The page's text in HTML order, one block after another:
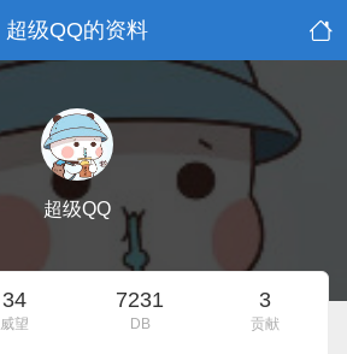
超级QQ的资料
超级QQ
34
威望
7231
DB
3
贡献